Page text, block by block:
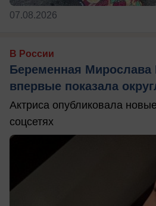
07.08.2026
В России
Беременная Мирослава
впервые показала
Актриса опубликовала
соцсетях